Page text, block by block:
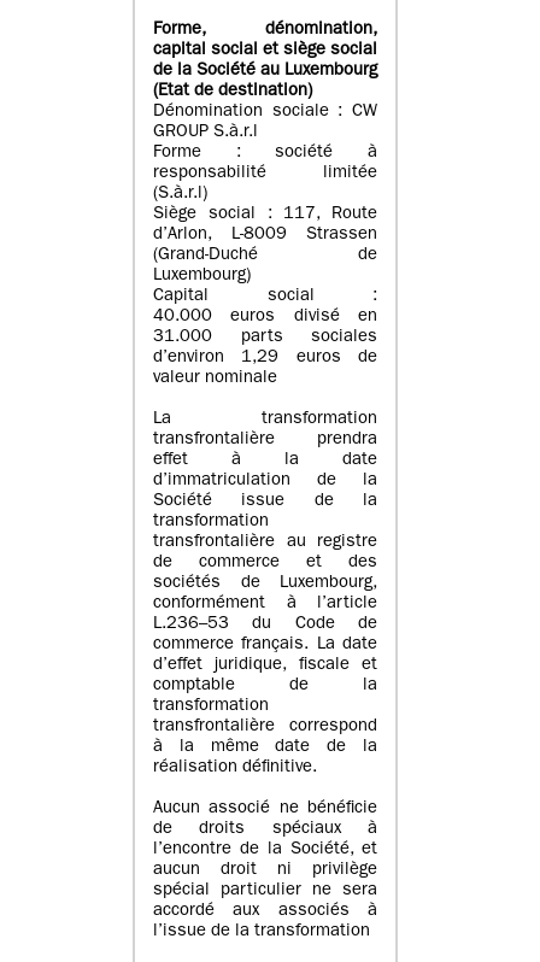
Forme, dénomination,
capital social et siège social
de la Société au Luxembourg
(Etat de destination)
Dénomination sociale : CW
GROUP S.à.r.l
Forme : société à
responsabilité limitée
(S.à.r.l)
Siège social : 117, Route
d’Arlon, L-8009 Strassen
(Grand-Duché de
Luxembourg)
Capital social :
40.000 euros divisé en
31.000 parts sociales
d’environ 1,29 euros de
valeur nominale
La transformation
transfrontalière prendra
effet à la date
d’immatriculation de la
Société issue de la
transformation
transfrontalière au registre
de commerce et des
sociétés de Luxembourg,
conformément à l’article
L.236–53 du Code de
commerce français. La date
d’effet juridique, fiscale et
comptable de la
transformation
transfrontalière correspond
à la même date de la
réalisation définitive.
Aucun associé ne bénéficie
de droits spéciaux à
l’encontre de la Société, et
aucun droit ni privilège
spécial particulier ne sera
accordé aux associés à
l’issue de la transformation